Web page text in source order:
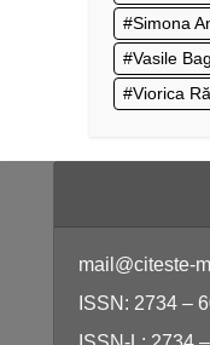
Simona
Vasile
Viorica
mail@citeste-
ISSN: 2734 –